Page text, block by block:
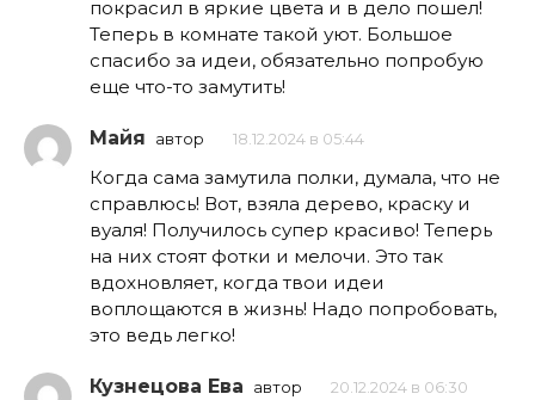
покрасил в яркие цвета и в дело пошел!
Теперь в комнате такой уют. Большое
спасибо за идеи, обязательно попробую
еще что-то замутить!
Майя автор 18.12.2024 в 05:44
Когда сама замутила полки, думала, что не
справлюсь! Вот, взяла дерево, краску и
вуаля! Получилось супер красиво! Теперь
на них стоят фотки и мелочи. Это так
вдохновляет, когда твои идеи
воплощаются в жизнь! Надо попробовать,
это ведь легко!
Кузнецова Ева автор 20.12.2024 в 06:30